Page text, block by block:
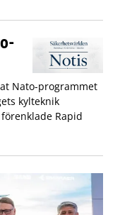
Nato-programmet
kylteknik
Rapid